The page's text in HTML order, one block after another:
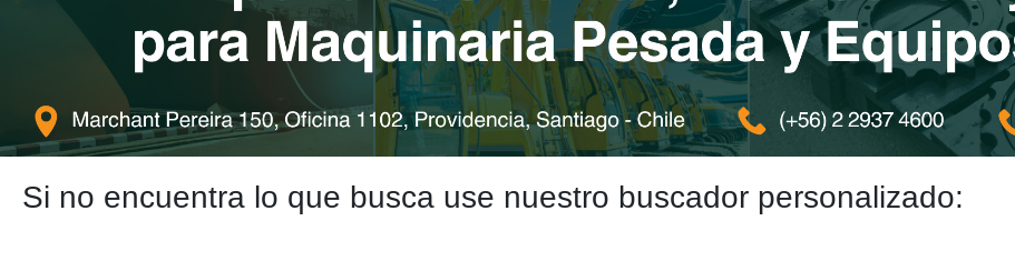
Si no encuentra lo que busca use nuestro buscador personalizado: